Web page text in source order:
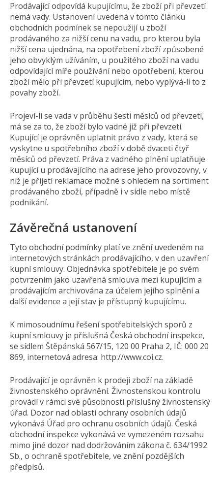
Prodávající odpovídá kupujícímu, že zboží při převzetí
nemá vady. Ustanovení uvedená v tomto článku
obchodních podmínek se nepoužijí u zboží
prodávaného za nižší cenu na vadu, pro kterou byla
nižší cena ujednána, na opotřebení zboží způsobené
jeho obvyklým užíváním, u použitého zboží na vadu
odpovídající míře používání nebo opotřebení, kterou
zboží mělo při převzetí kupujícím, nebo vyplývá-li to z
povahy zboží.
Projeví-li se vada v průběhu šesti měsíců od převzetí,
má se za to, že zboží bylo vadné již při převzetí.
Kupující je oprávněn uplatnit právo z vady, která se
vyskytne u spotřebního zboží v době dvaceti čtyř
měsíců od převzetí. Práva z vadného plnění uplatňuje
kupující u prodávajícího na adrese jeho provozovny, v
níž je přijetí reklamace možné s ohledem na sortiment
prodávaného zboží, případně i v sídle nebo místě
podnikání.
Závěrečná ustanovení
Tyto obchodní podmínky platí ve znění uvedeném na
internetových stránkách prodávajícího, v den uzavření
kupní smlouvy. Objednávka spotřebitele je po svém
potvrzením jako uzavřená smlouva mezi kupujícím a
prodávajícím archivována za účelem jejího splnění a
další evidence a její stav je přístupný kupujícímu.
K mimosoudnímu řešení spotřebitelských sporů z
kupní smlouvy je příslušná Česká obchodní inspekce,
se sídlem Štěpánská 567/15, 120 00 Praha 2, IČ: 000 20
869, internetová adresa: http://www.coi.cz.
Prodávající je oprávněn k prodeji zboží na základě
živnostenského oprávnění. Živnostenskou kontrolu
provádí v rámci své působnosti příslušný živnostenský
úřad. Dozor nad oblastí ochrany osobních údajů
vykonává Úřad pro ochranu osobních údajů. Česká
obchodní inspekce vykonává ve vymezeném rozsahu
mimo jiné dozor nad dodržováním zákona č. 634/1992
Sb., o ochraně spotřebitele, ve znění pozdějších
předpisů.